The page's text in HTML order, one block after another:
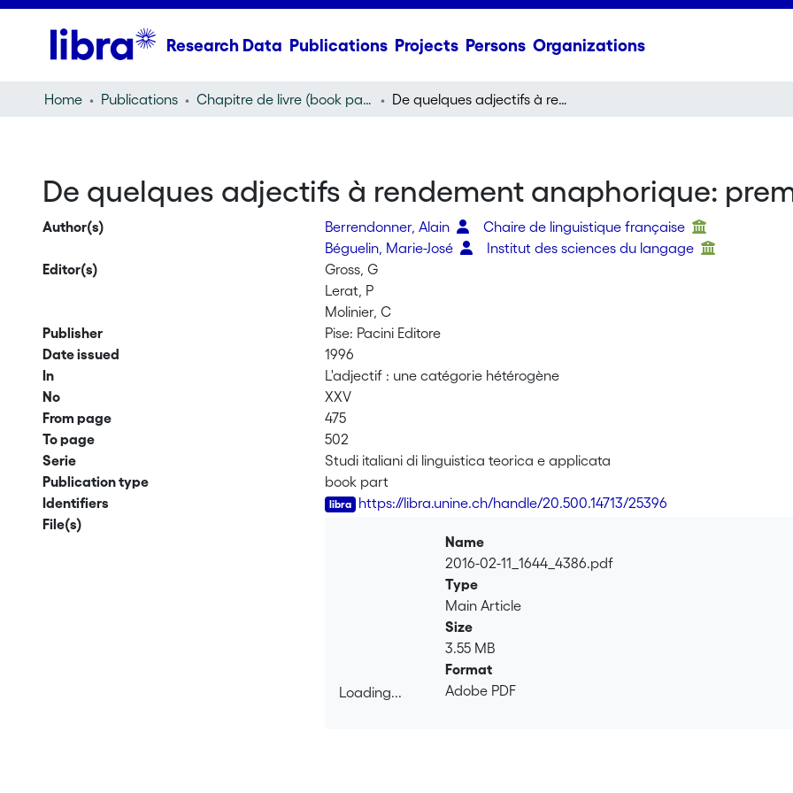
Research Data Publications Projects Persons Organizations
Home Publications Chapitre de livre (book part) De quelques adjectifs à rendement anaphorique: premier, dernier, autre
De quelques adjectifs à rendement anaphorique:
Author(s) Berrendonner, Alain
Chaire de linguistique française
Béguelin, Marie-José
Institut des sciences du langage
Editor(s)
Gross, G
Lerat, P
Molinier, C
Publisher
Pise: Pacini Editore
Date issued
1996
In
L'adjectif : une catégorie hétérogène
No
XXV
From page
475
To page
502
Serie
Studi italiani di linguistica teorica e applicata
Publication type
book part
Identifiers
https://libra.unine.ch/handle/20.500.14713/25396
File(s)
Loading...
Name
2016-02-11_1644_4386.pdf
Type
Main Article
Size
3.55 MB
Format
Adobe PDF